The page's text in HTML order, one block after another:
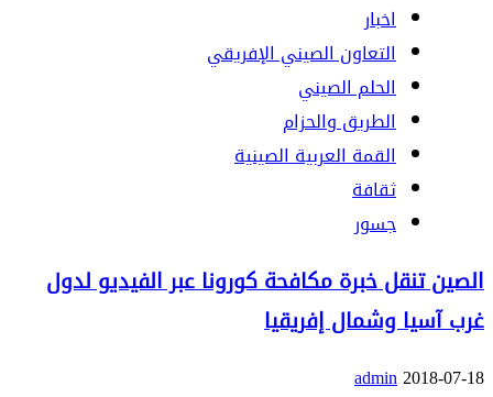
اخبار
التعاون الصيني الإفريقي
الحلم الصيني
الطريق والحزام
القمة العربية الصينية
ثقافة
جسور
الصين تنقل خبرة مكافحة كورونا عبر الفيديو لدول
غرب آسيا وشمال إفريقيا
2018-07-18
admin